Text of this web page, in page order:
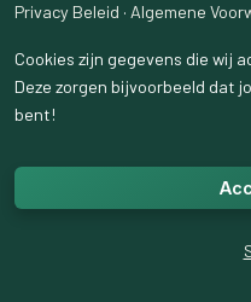
Privacy Beleid · Algemene
Cookies zijn gegevens die wij
Deze zorgen bijvoorbeeld dat
bent!